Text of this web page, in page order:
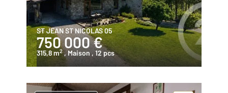
ST JEAN ST NICOLAS 05
750 000 €
315,8 m2 , Maison , 12 pcs